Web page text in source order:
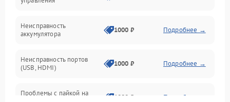
Неисправность
аккумулятора
1000 ₽ Подробнее →
Неисправность портов
(USB, HDMI)
1000 ₽ Подробнее →
Проблемы с пайкой на
1000 ₽ Подробнее →